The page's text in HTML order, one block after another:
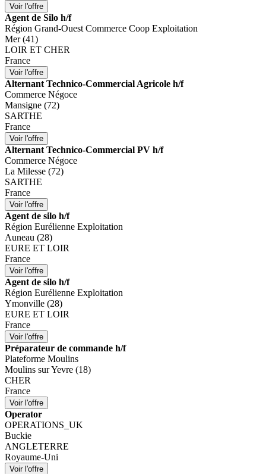
Agent de Silo h/f
Région Grand-Ouest Commerce Coop Exploitation
Mer (41)
LOIR ET CHER
France
Alternant Technico-Commercial Agricole h/f
Commerce Négoce
Mansigne (72)
SARTHE
France
Alternant Technico-Commercial PV h/f
Commerce Négoce
La Milesse (72)
SARTHE
France
Agent de silo h/f
Région Eurélienne Exploitation
Auneau (28)
EURE ET LOIR
France
Agent de silo h/f
Région Eurélienne Exploitation
Ymonville (28)
EURE ET LOIR
France
Préparateur de commande h/f
Plateforme Moulins
Moulins sur Yevre (18)
CHER
France
Operator
OPERATIONS_UK
Buckie
ANGLETERRE
Royaume-Uni